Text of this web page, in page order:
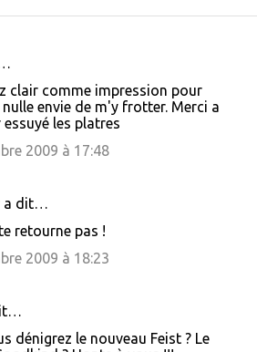
clair comme impression pour
envie de m'y frotter. Merci a
les platres
2009 à 17:48
a dit…
retourne pas !
2009 à 18:23
dénigrez le nouveau Feist ? Le